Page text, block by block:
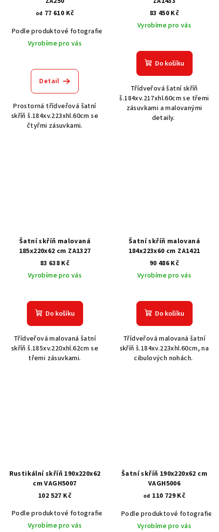
od 77 610 Kč
Podle produktové fotografie
Akát vintage BT1551
Vyrobíme pro vás
Detail
Prostorná třídveřová šatní
skříň š.184xv.223xhl.60cm se
čtyřmi zásuvkami.
83 450 Kč
Vyrobíme pro vás
Do košíku
Třídveřová šatní skříň
š.184xv.217xhl.60cm se třemi
zásuvkami a malovanými
detaily.
Šatní skříň malovaná
185x220x62 cm ZA1327
83 638 Kč
Vyrobíme pro vás
Do košíku
Třídveřová malovaná šatní
skříň š.185xv.220xhl.62cm se
třemi zásuvkami.
Šatní skříň malovaná
184x223x60 cm ZA1421
90 486 Kč
Vyrobíme pro vás
Do košíku
Třídveřová malovaná šatní
skříň š.184xv.223xhl.60cm, na
cibulových nohách.
Rustikální skříň 190x220x62
cm VAGH5007
102 527 Kč
Podle produktové fotografie
Akát vintage BT1551
Dub světlý
Vyrobíme pro vás
Šatní skříň 190x220x62 cm
VAGH5006
od 110 729 Kč
Podle produktové fotografie
Vyrobíme pro vás